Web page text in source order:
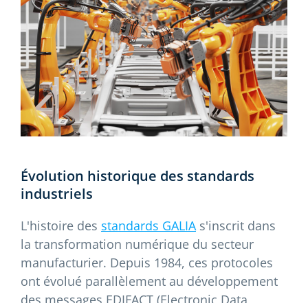
Évolution historique des standards
industriels
L'histoire des standards GALIAs'inscrit dans
la transformation numérique du secteur
manufacturier. Depuis 1984, ces protocoles
ont évolué parallèlement au développement